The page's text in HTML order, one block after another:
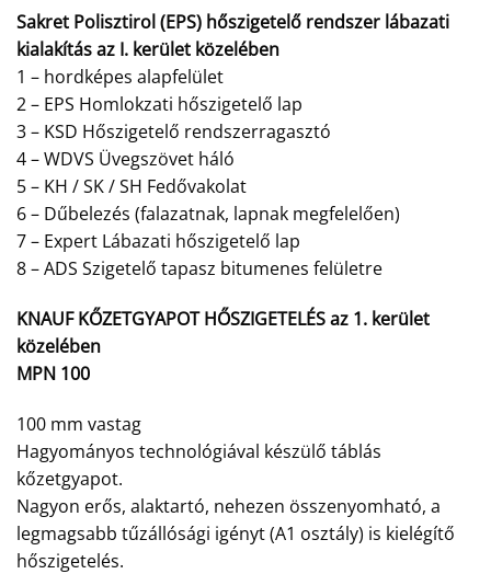
Sakret Polisztirol (EPS) hőszigetelő rendszer lábazati
kialakítás az I. kerület közelében
1 – hordképes alapfelület
2 – EPS Homlokzati hőszigetelő lap
3 – KSD Hőszigetelő rendszerragasztó
4 – WDVS Üvegszövet háló
5 – KH / SK / SH Fedővakolat
6 – Dűbelezés (falazatnak, lapnak megfelelően)
7 – Expert Lábazati hőszigetelő lap
8 – ADS Szigetelő tapasz bitumenes felületre
KNAUF KŐZETGYAPOT HŐSZIGETELÉS az 1. kerület
közelében
MPN 100
100 mm vastag
Hagyományos technológiával készülő táblás
kőzetgyapot.
Nagyon erős, alaktartó, nehezen összenyomható, a
legmagsabb tűzállósági igényt (A1 osztály) is kielégítő
hőszigetelés.